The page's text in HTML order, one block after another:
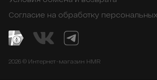
Согласие на обработку
2026 © Интернет-магазин HMR